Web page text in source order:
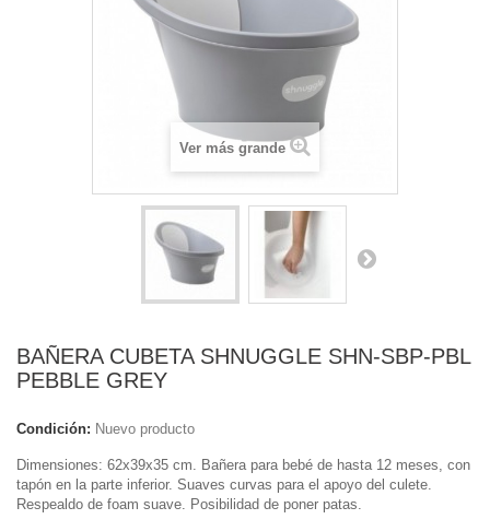
Ver más grande
BAÑERA CUBETA SHNUGGLE SHN-SBP-PBL
PEBBLE GREY
Condición: Nuevo producto
Dimensiones: 62x39x35 cm. Bañera para bebé de hasta 12 meses, con
tapón en la parte inferior. Suaves curvas para el apoyo del culete.
Respealdo de foam suave. Posibilidad de poner patas.